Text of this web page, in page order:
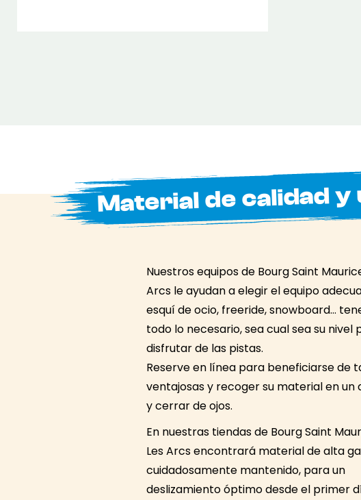
Material de calidad
Nuestros equipos de Bourg Saint
Arcs le ayudan a elegir el equipo
esquí de ocio, freeride, snowboard…
todo lo necesario, sea cual sea su nivel
disfrutar de las pistas.
Reserve en línea para beneficiarse de
ventajosas y recoger su material en un
y cerrar de ojos.
En nuestras tiendas de Bourg Saint
Les Arcs encontrará material de alta
cuidadosamente mantenido, para un
deslizamiento óptimo desde el primer